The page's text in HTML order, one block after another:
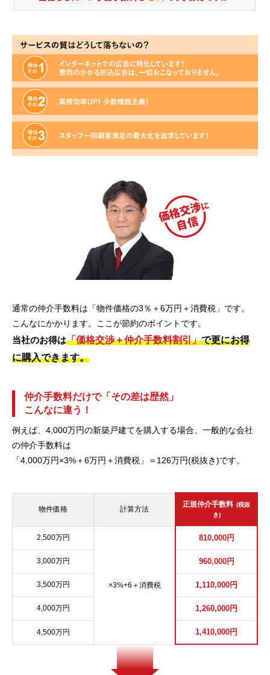
通常の仲介手数料は「物件価格の3％＋6万円＋消費税」です。
こんなにかかります。ここが節約のポイントです。
当社のお得は「価格交渉＋仲介手数料割引」で更にお得
に購入できます。
仲介手数料だけで「その差は歴然」
こんなに違う！
例えば、4,000万円の新築戸建てを購入する場合、一般的な会社
の仲介手数料は
「4,000万円×3%＋6万円＋消費税」＝126万円(税抜き)です。
物件価格 計算方法
正規仲介手数料 (税抜
き)
2,500万円
×3%+6＋消費税
810,000円
3,000万円 960,000円
3,500万円 1,110,000円
4,000万円 1,260,000円
4,500万円 1,410,000円